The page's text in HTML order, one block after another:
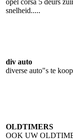
opel corsa 5 deurs
snelheid.....
div auto
diverse auto"s te
OLDTIMERS
OOK UW